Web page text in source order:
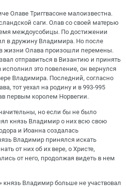
Олаве Триггвасоне малоизвестна.
саги. Олав со своей матерью
междоусобицы. По достижении
в дружину Владимира. Но после
жизни Олава произошли перемены.
отправиться в Византию и принять
это повеление, он вернулся
Владимира. Последний, согласно
тот уехал на родину и в 993-995
первым королем Норвегии.
но если бы не было
князь Владимир о них всю свою
и Иоанна создалась
Владимир принялся искать
от них об их вере, о Христе,
от него, продолжая видеть в нем
князь Владимир больше не участвовал